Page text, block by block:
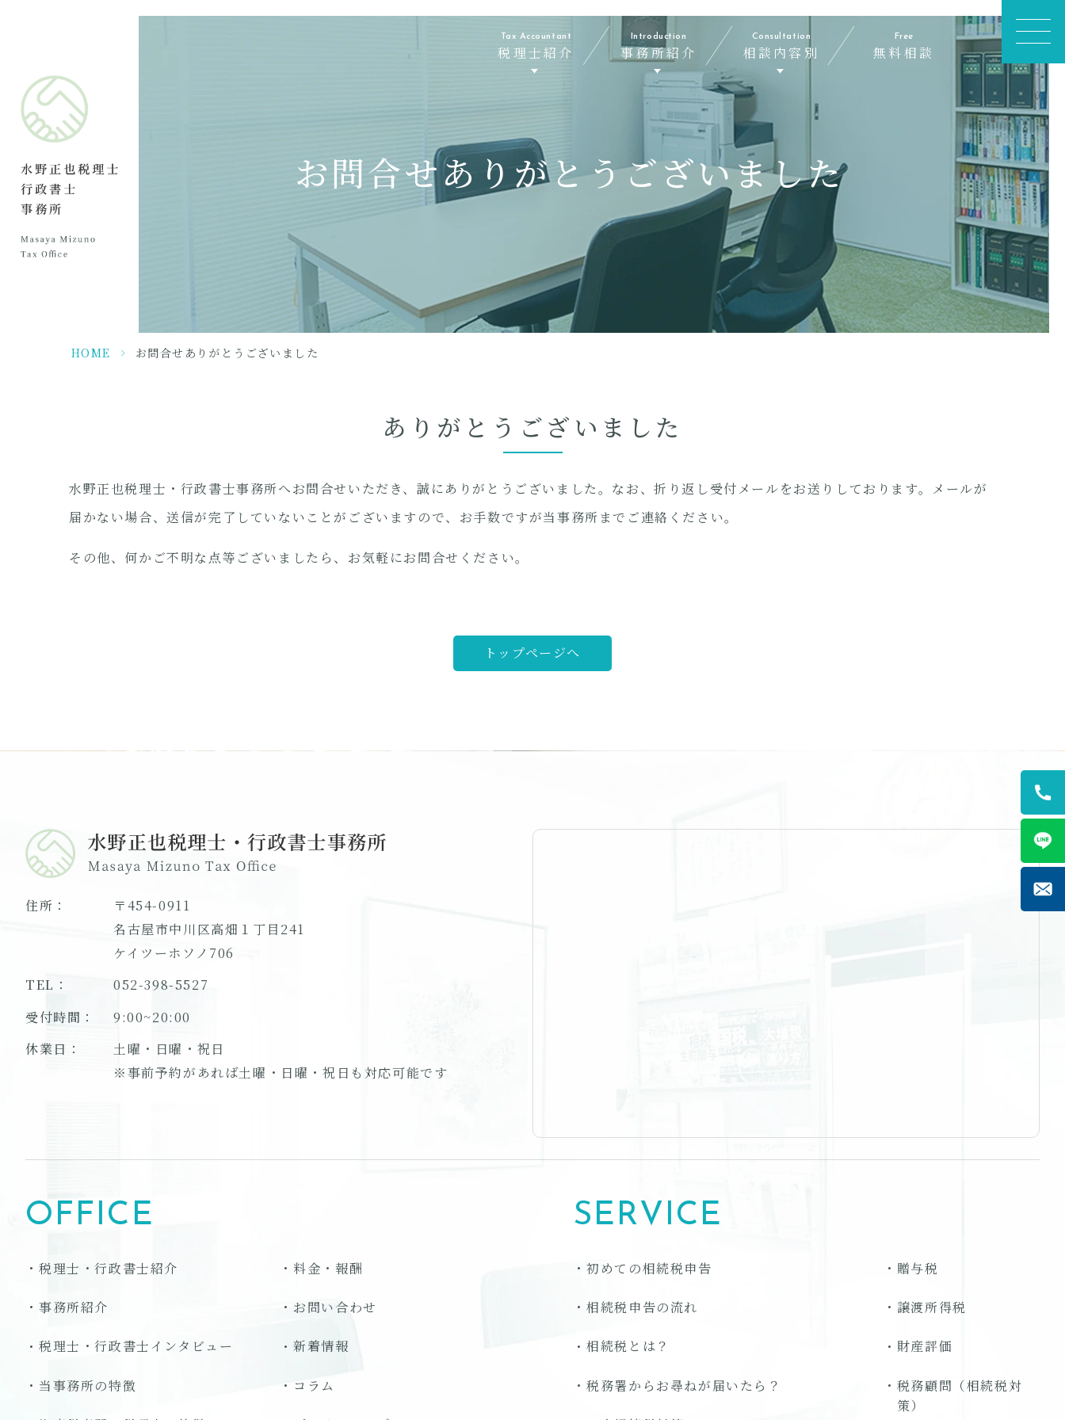
お
問
合
せ
あ
り
が
と
う
ご
ざ
い
ま
し
た
Tax Accountant
税理士紹介
Introduction
事務所紹介
Consultation
相談内容別
Free
無料相談
お問合せありがとうございました
HOME > お問合せありがとうございました
ありがとうございました
水野正也税理士・行政書士事務所へお問合せいただき、誠にありがとうございました。なお、折り返し受付メールをお送りしております。メールが
届かない場合、送信が完了していないことがございますので、お手数ですが当事務所までご連絡ください。
その他、何かご不明な点等ございましたら、お気軽にお問合せください。
トップページへ
住所：
〒454-0911
名古屋市中川区高畑１丁目241
ケイツーホソノ706
TEL：
052-398-5527
受付時間：
9:00~20:00
休業日：
土曜・日曜・祝日
※事前予約があれば土曜・日曜・祝日も対応可能です
OFFICE
税理士・行政書士紹介
事務所紹介
税理士・行政書士インタビュー
当事務所の特徴
料金・報酬
お問い合わせ
新着情報
コラム
SERVICE
初めての相続税申告
相続税申告の流れ
相続税とは？
税務署からお尋ねが届いたら？
贈与税
譲渡所得税
財産評価
税務顧問 （相続税対
策）